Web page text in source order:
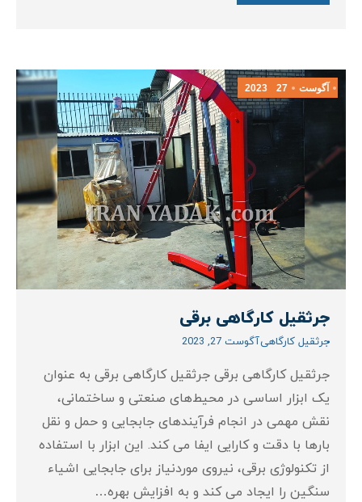
آگوست 27
2023
جرثقیل کارگاهی برقی
جرثقیل کارگاهیآگوست 27, 2023
جرثقیل کارگاهی برقی جرثقیل کارگاهی برقی به عنوان
یک ابزار اساسی در محیط‌های صنعتی و ساختمانی،
نقش مهمی در انجام فرآیندهای جابجایی و حمل و نقل
بارها با دقت و کارایی ایفا می‌ کند. این ابزار با استفاده
از تکنولوژی برقی، نیروی موردنیاز برای جابجایی اشیاء
سنگین را ایجاد می‌ کند و به افزایش بهره‌…